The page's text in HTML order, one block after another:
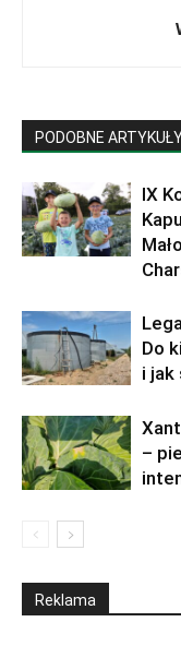
PODOBNE
IX
Do
i jak
–
Reklama